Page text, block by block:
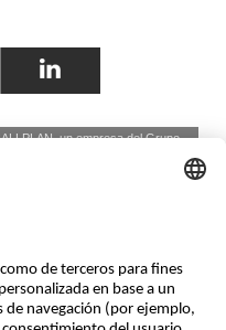
ALLPLAN, un empresa delGrupo